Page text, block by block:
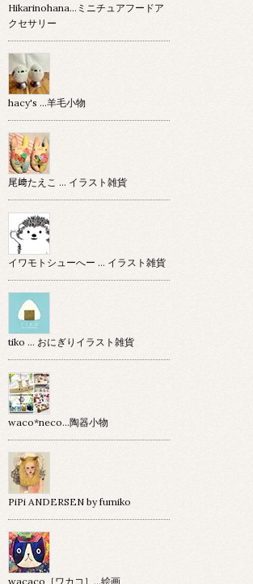
Hikarinohana…ミニチュアフードア
クセサリー
hacy's …羊毛小物
尾﨑たえこ … イラスト雑貨
イワモトシューへー … イラスト雑貨
tiko … おにぎりイラスト雑貨
waco*neco...陶器小物
PiPi ANDERSEN by fumiko
wacaco［ワカコ］…絵画